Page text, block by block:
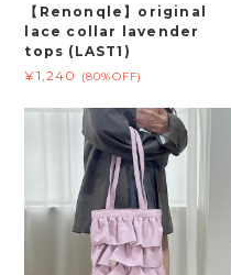
【Renonqle】original
lace collar lavender
tops (LAST1)
¥1,240
(80%OFF)